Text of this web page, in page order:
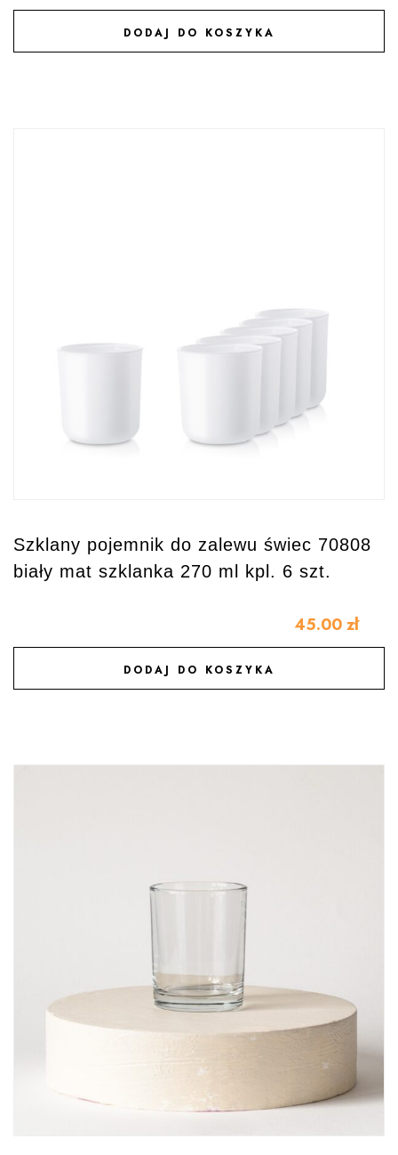
DODAJ DO KOSZYKA
DODAJ DO ULUBIONYCH
Szklany pojemnik do zalewu świec 70808
biały mat szklanka 270 ml kpl. 6 szt.
45.00 zł
DODAJ DO KOSZYKA
DODAJ DO ULUBIONYCH